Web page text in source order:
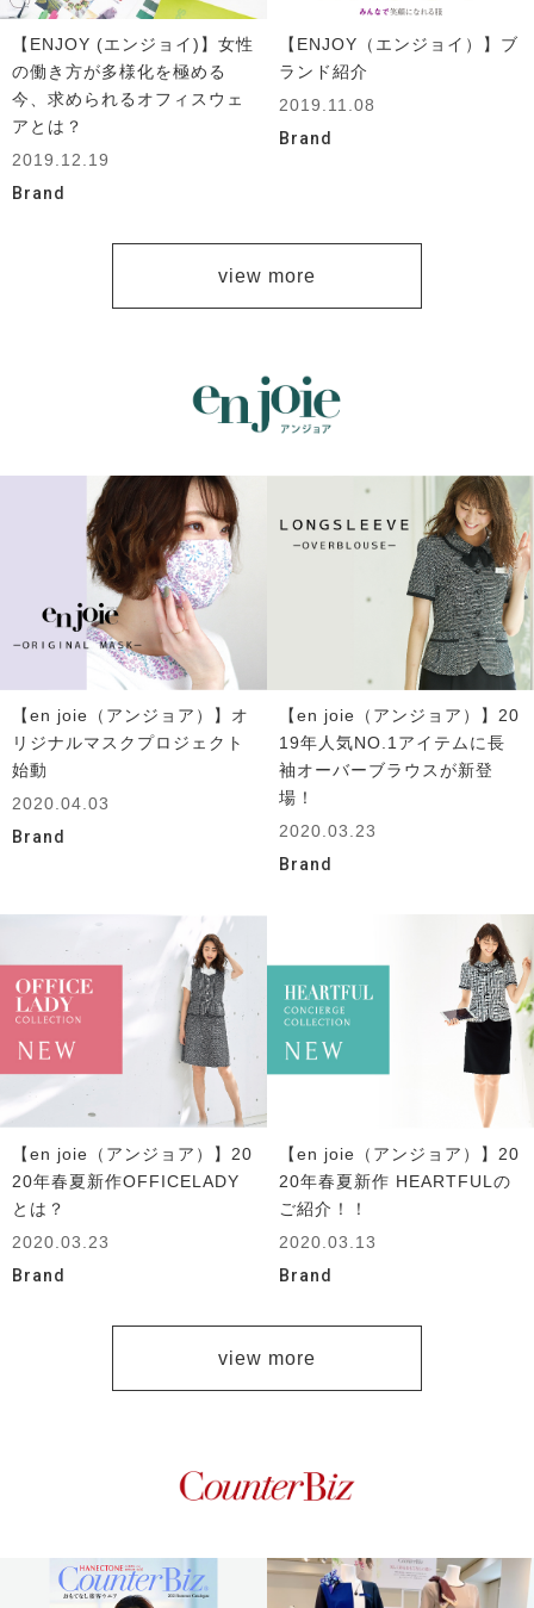
【ENJOY (エンジョイ)】女性
の働き方が多様化を極める
今、求められるオフィスウェ
アとは？
2019.12.19
Brand
【ENJOY（エンジョイ）】ブ
ランド紹介
2019.11.08
Brand
view more
【en joie（アンジョア）】オ
リジナルマスクプロジェクト
始動
2020.04.03
Brand
【en joie（アンジョア）】20
19年人気NO.1アイテムに長
袖オーバーブラウスが新登
場！
2020.03.23
Brand
【en joie（アンジョア）】20
20年春夏新作OFFICELADY
とは？
2020.03.23
Brand
【en joie（アンジョア）】20
20年春夏新作 HEARTFULの
ご紹介！！
2020.03.13
Brand
view more